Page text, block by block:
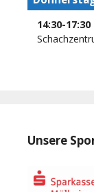
14:30-17:30
Unsere